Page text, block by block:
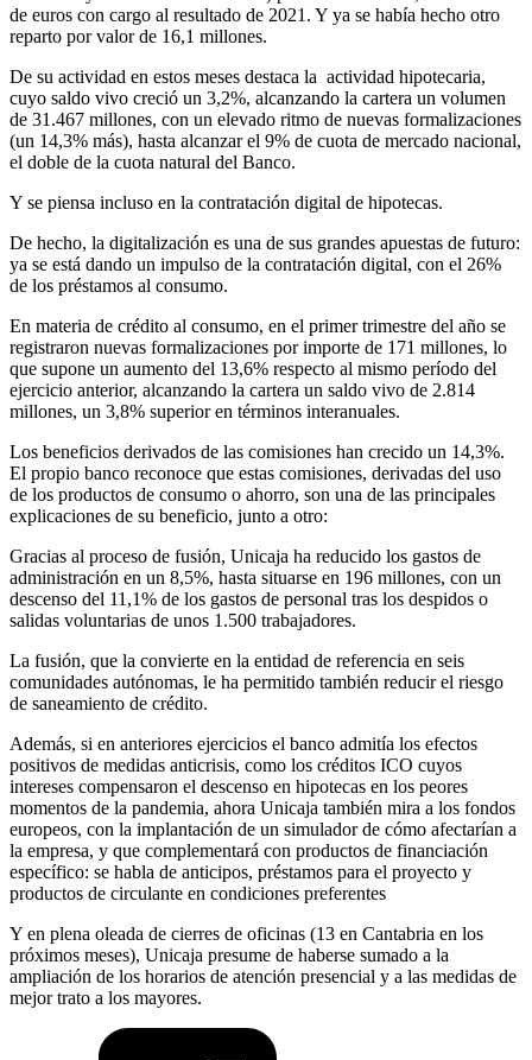
de euros con cargo al resultado de 2021. Y ya se había hecho otro
reparto por valor de 16,1 millones.
De su actividad en estos meses destaca la actividad hipotecaria,
cuyo saldo vivo creció un 3,2%, alcanzando la cartera un volumen
de 31.467 millones, con un elevado ritmo de nuevas formalizaciones
(un 14,3% más), hasta alcanzar el 9% de cuota de mercado nacional,
el doble de la cuota natural del Banco.
Y se piensa incluso en la contratación digital de hipotecas.
De hecho, la digitalización es una de sus grandes apuestas de futuro:
ya se está dando un impulso de la contratación digital, con el 26%
de los préstamos al consumo.
En materia de crédito al consumo, en el primer trimestre del año se
registraron nuevas formalizaciones por importe de 171 millones, lo
que supone un aumento del 13,6% respecto al mismo período del
ejercicio anterior, alcanzando la cartera un saldo vivo de 2.814
millones, un 3,8% superior en términos interanuales.
Los beneficios derivados de las comisiones han crecido un 14,3%.
El propio banco reconoce que estas comisiones, derivadas del uso
de los productos de consumo o ahorro, son una de las principales
explicaciones de su beneficio, junto a otro:
Gracias al proceso de fusión, Unicaja ha reducido los gastos de
administración en un 8,5%, hasta situarse en 196 millones, con un
descenso del 11,1% de los gastos de personal tras los despidos o
salidas voluntarias de unos 1.500 trabajadores.
La fusión, que la convierte en la entidad de referencia en seis
comunidades autónomas, le ha permitido también reducir el riesgo
de saneamiento de crédito.
Además, si en anteriores ejercicios el banco admitía los efectos
positivos de medidas anticrisis, como los créditos ICO cuyos
intereses compensaron el descenso en hipotecas en los peores
momentos de la pandemia, ahora Unicaja también mira a los fondos
europeos, con la implantación de un simulador de cómo afectarían a
la empresa, y que complementará con productos de financiación
específico: se habla de anticipos, préstamos para el proyecto y
productos de circulante en condiciones preferentes
Y en plena oleada de cierres de oficinas (13 en Cantabria en los
próximos meses), Unicaja presume de haberse sumado a la
ampliación de los horarios de atención presencial y a las medidas de
mejor trato a los mayores.